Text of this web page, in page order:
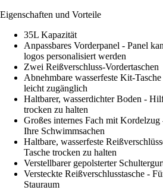
Eigenschaften und Vorteile
35L Kapazität
Anpassbares Vorderpanel - Panel
logos personalisiert werden
Zwei Reißverschluss-Vordertaschen
Abnehmbare wasserfeste Kit-
leicht zugänglich
Haltbarer, wasserdichter Boden -
trocken zu halten
Großes internes Fach mit
Ihre Schwimmsachen
Haltbare, wasserfeste
Tasche trocken zu halten
Verstellbarer gepolsterter
Versteckte Reißverschlusstasche -
Stauraum